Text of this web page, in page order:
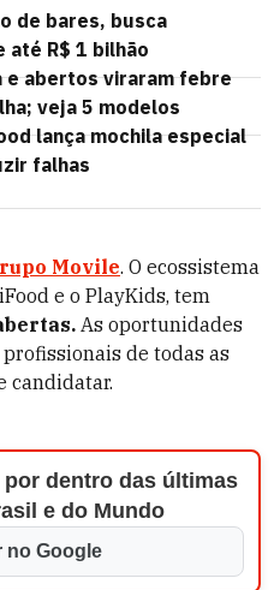
de bares, busca
até R$ 1 bilhão
e abertos viraram febre
veja 5 modelos
lança mochila especial
falhas
Movile. O ecossistema
e o PlayKids, tem
As oportunidades
de todas as
candidatar.
por dentro das últimas
e do Mundo
no Google